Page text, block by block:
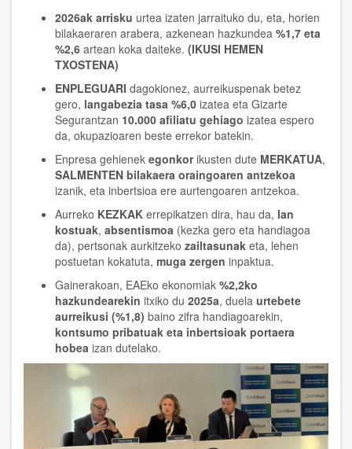
2026ak arrisku urtea izaten jarraituko du, eta, horien
bilakaeraren arabera, azkenean hazkundea %1,7 eta
%2,6 artean koka daiteke. (IKUSI HEMEN
TXOSTENA)
ENPLEGUARI dagokionez, aurreikuspenak betez
gero, langabezia tasa %6,0 izatea eta Gizarte
Segurantzan 10.000 afiliatu gehiago izatea espero
da, okupazioaren beste errekor batekin.
Enpresa gehienek egonkorikusten dute MERKATUA,
SALMENTEN bilakaera oraingoaren antzekoa
izanik, eta inbertsioa ere aurtengoaren antzekoa.
Aurreko KEZKAK errepikatzen dira, hau da, lan
kostuak, absentismoa (kezka gero eta handiagoa
da), pertsonak aurkitzeko zailtasunak eta, lehen
postuetan kokatuta, muga zergen inpaktua.
Gainerakoan, EAEko ekonomiak %2,2ko
hazkundearekin itxiko du 2025a, duela urtebete
aurreikusi (%1,8) baino zifra handiagoarekin,
kontsumo pribatuak eta inbertsioak portaera
hobea izan dutelako.